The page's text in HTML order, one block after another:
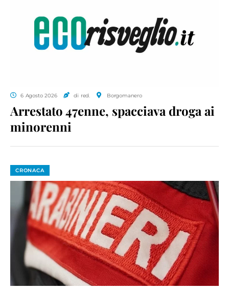
6 Agosto 2026 di red. Borgomanero
Arrestato 47enne, spacciava droga ai
minorenni
CRONACA